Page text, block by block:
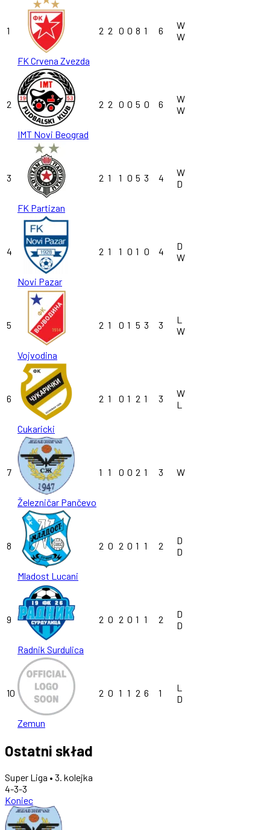
1
FK Crvena Zvezda
2 2 0 0 8 1 6
W
W
2
IMT Novi Beograd
2 2 0 0 5 0 6
W
W
3
FK Partizan
2 1 1 0 5 3 4
W
D
4
Novi Pazar
2 1 1 0 1 0 4
D
W
5
Vojvodina
2 1 0 1 5 3 3
L
W
6
Cukaricki
2 1 0 1 2 1 3
W
L
7
Železničar Pančevo
1 1 0 0 2 1 3 W
8
Mladost Lucani
2 0 2 0 1 1 2
D
D
9
Radnik Surdulica
2 0 2 0 1 1 2
D
D
10
Zemun
2 0 1 1 2 6 1
L
D
Ostatni skład
Super Liga • 3. kolejka
4-3-3
Koniec